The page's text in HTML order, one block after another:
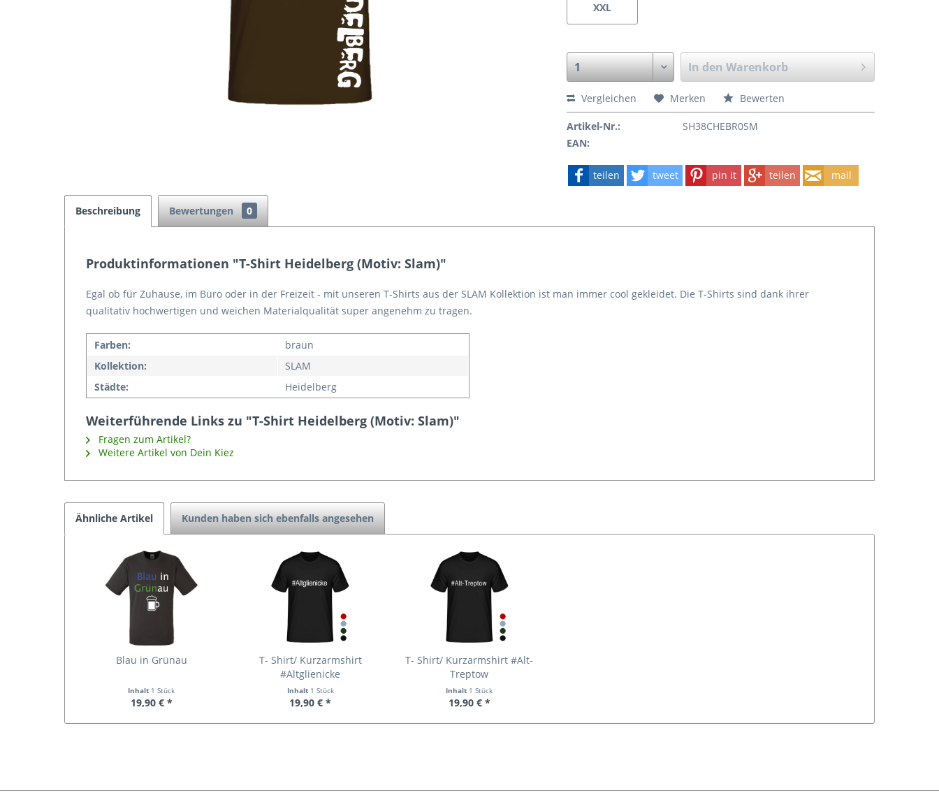
XXL
In den Warenkorb
Vergleichen Merken Bewerten
Artikel-Nr.:
SH38CHEBR0SM
EAN:
teilen tweet pin it teilen mail
Beschreibung Bewertungen 0
Produktinformationen "T-Shirt Heidelberg (Motiv: Slam)"
Egal ob für Zuhause, im Büro oder in der Freizeit - mit unseren T-Shirts aus der SLAM Kollektion ist man immer cool gekleidet. Die T-Shirts sind dank ihrer
qualitativ hochwertigen und weichen Materialqualität super angenehm zu tragen.
Farben:
braun
Kollektion:
SLAM
Städte:
Heidelberg
Weiterführende Links zu "T-Shirt Heidelberg (Motiv: Slam)"
Fragen zum Artikel?
Weitere Artikel von Dein Kiez
Ähnliche Artikel Kunden haben sich ebenfalls angesehen
Blau in Grünau
Inhalt 1 Stück
19,90 € *
T- Shirt/ Kurzarmshirt
#Altglienicke
Inhalt 1 Stück
19,90 € *
T- Shirt/ Kurzarmshirt #Alt-
Treptow
Inhalt 1 Stück
19,90 € *